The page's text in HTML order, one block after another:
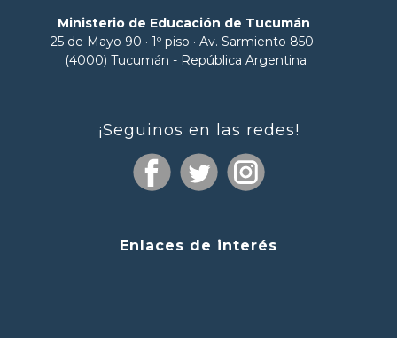
Ministerio de Educación de Tucumán
25 de Mayo 90 · 1º piso · Av. Sarmiento 850 -
(4000) Tucumán - República Argentina
¡Seguinos en las redes!
Enlaces de interés